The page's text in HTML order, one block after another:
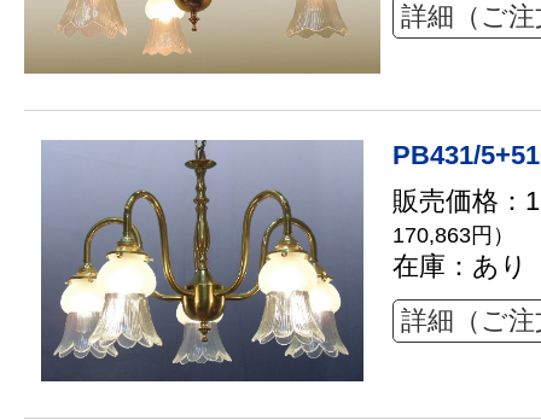
詳細（ご
PB431/
販売価格：
170,863円）
在庫：あり
詳細（ご